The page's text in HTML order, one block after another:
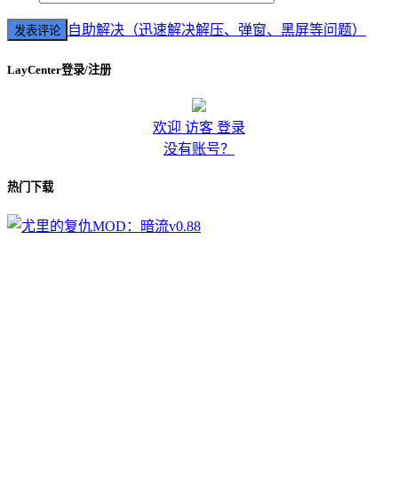
自助解决（迅速解决解压、弹窗、黑屏等问题）
LayCenter登录/注册
欢迎 访客 登录
没有账号？
热门下载